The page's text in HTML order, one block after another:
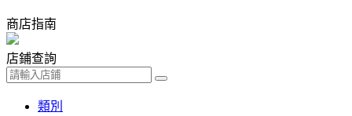
商店指南
店鋪查詢
類別